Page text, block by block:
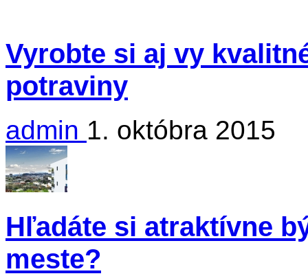
Vyrobte si aj vy
potraviny
admin 1. októbra 2015
Hľadáte si atraktívne
meste?